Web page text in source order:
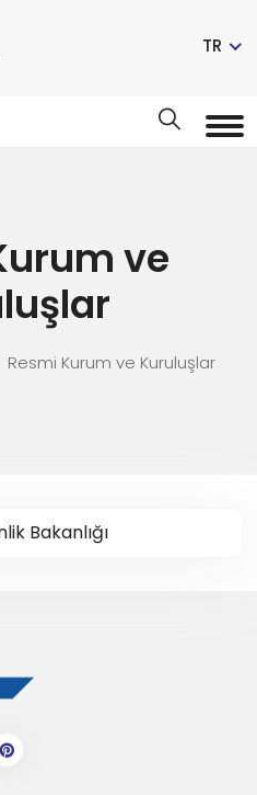
TR
ve
Resmi Kurum ve Kuruluşlar
Bakanlığı